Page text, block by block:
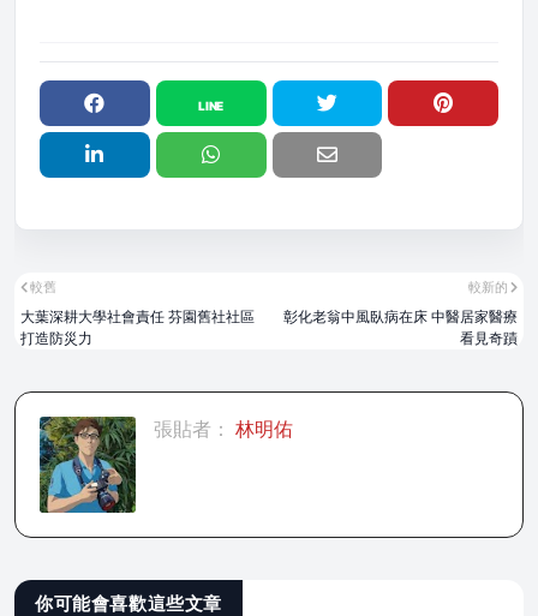
較新的
彰化老翁中風臥病在床 中醫居家醫療
看見奇蹟
較舊
大葉深耕大學社會責任 芬園舊社社區
打造防災力
張貼者： 林明佑
你可能會喜歡這些文章